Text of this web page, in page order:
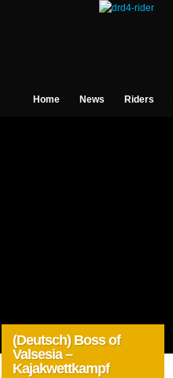
Home News Riders
Allgemein
(Deutsch) Boss of
Valsesia –
Kajakwettkampf